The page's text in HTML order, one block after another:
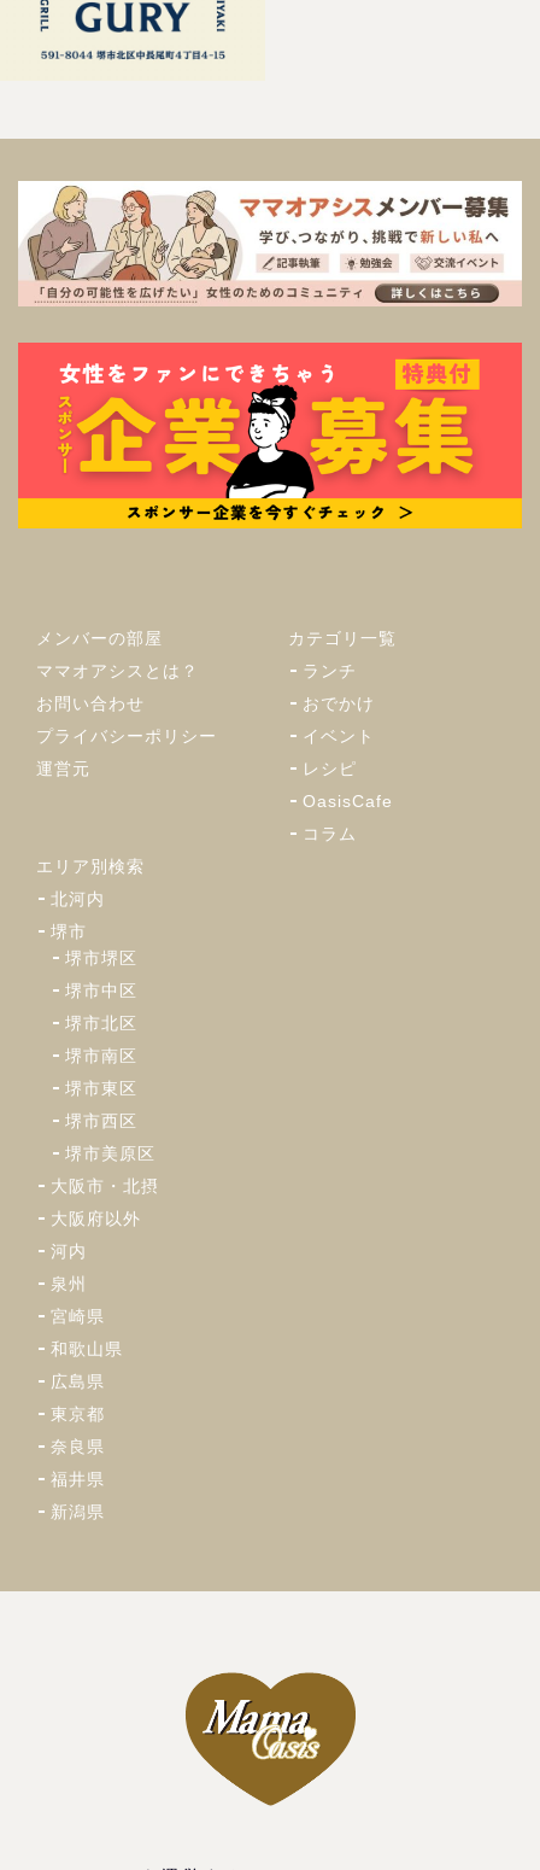
メンバーの部屋
ママオアシスとは？
お問い合わせ
プライバシーポリシー
運営元
カテゴリ一覧
ランチ
おでかけ
イベント
レシピ
OasisCafe
コラム
エリア別検索
北河内
堺市
堺市堺区
堺市中区
堺市北区
堺市南区
堺市東区
堺市西区
堺市美原区
大阪市・北摂
大阪府以外
河内
泉州
宮崎県
和歌山県
広島県
東京都
奈良県
福井県
新潟県